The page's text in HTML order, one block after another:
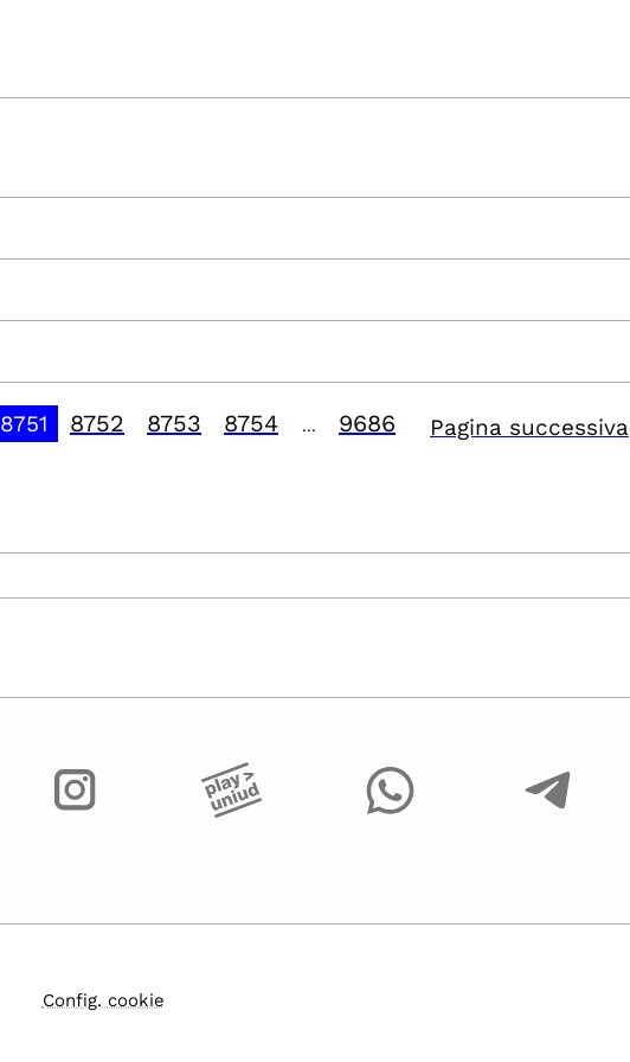
8751 8752 8753 8754 9686 Pagina successiva
Config. cookie